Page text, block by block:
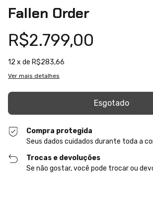
Fallen Order
R$2.799,00
12 x de R$283,66
Ver mais detalhes
Compra protegida
Seus dados cuidados durante toda a
Trocas e devoluções
Se não gostar, você pode trocar ou